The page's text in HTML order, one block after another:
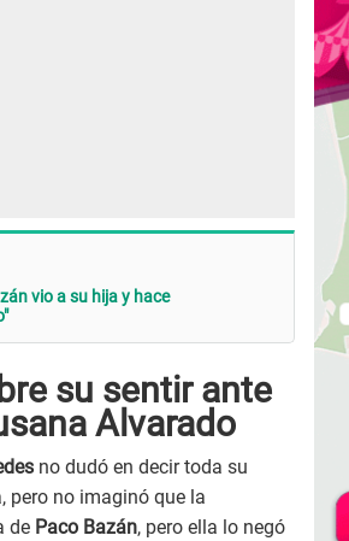
vio a su hija y hace
su sentir ante
Alvarado
no dudó en decir toda su
pero no imaginó que la
de Paco Bazán, pero ella lo negó